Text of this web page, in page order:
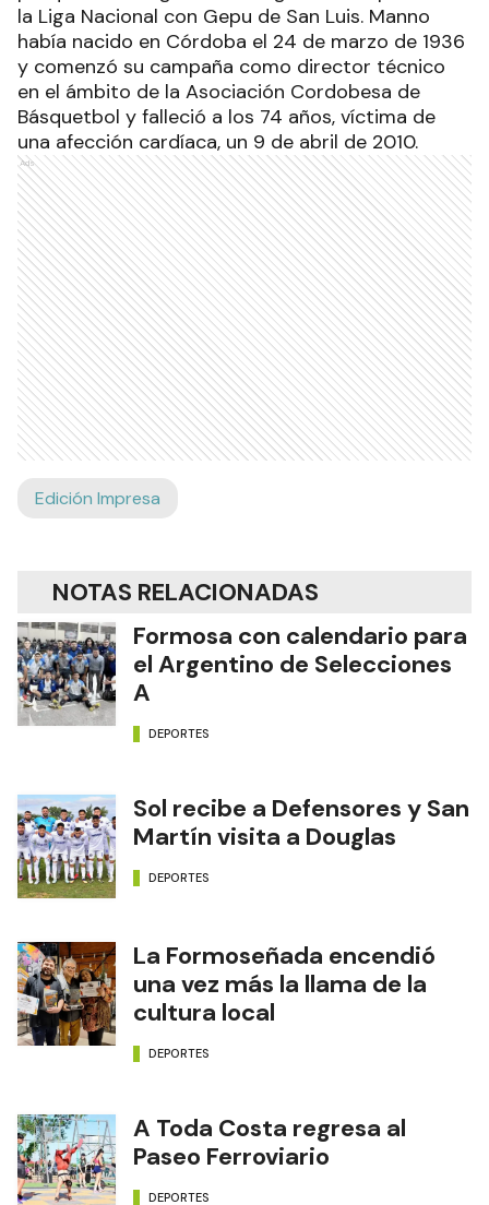
la Liga Nacional con Gepu de San Luis. Manno
había nacido en Córdoba el 24 de marzo de 1936
y comenzó su campaña como director técnico
en el ámbito de la Asociación Cordobesa de
Básquetbol y falleció a los 74 años, víctima de
una afección cardíaca, un 9 de abril de 2010.
Ads
Edición Impresa
NOTAS RELACIONADAS
Formosa con calendario para
el Argentino de Selecciones
A
DEPORTES
Sol recibe a Defensores y San
Martín visita a Douglas
DEPORTES
La Formoseñada encendió
una vez más la llama de la
cultura local
DEPORTES
A Toda Costa regresa al
Paseo Ferroviario
DEPORTES